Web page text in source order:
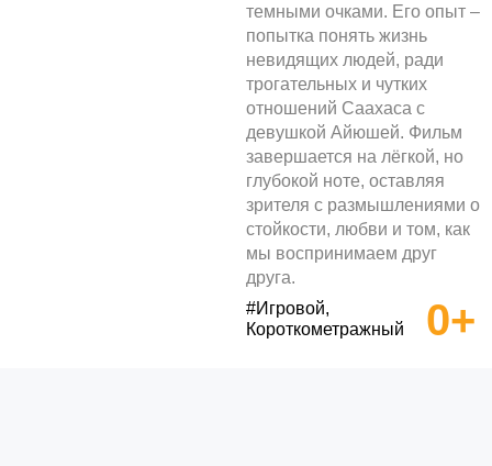
темными очками. Его опыт –
попытка понять жизнь
невидящих людей, ради
трогательных и чутких
отношений Саахаса с
девушкой Айюшей. Фильм
завершается на лёгкой, но
глубокой ноте, оставляя
зрителя с размышлениями о
стойкости, любви и том, как
мы воспринимаем друг
друга.
#Игровой,
Короткометражный
0+